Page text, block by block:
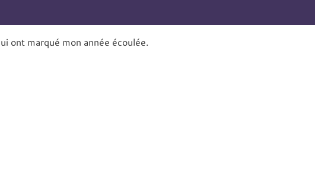
ont marqué mon année écoulée.